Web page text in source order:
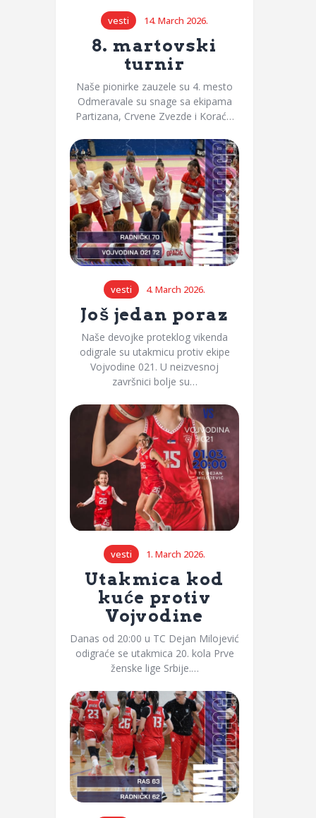
vesti 14. March 2026.
8. martovski
turnir
Naše pionirke zauzele su 4. mesto
Odmeravale su snage sa ekipama
Partizana, Crvene Zvezde i Korać…
vesti 4. March 2026.
Još jedan poraz
Naše devojke proteklog vikenda
odigrale su utakmicu protiv ekipe
Vojvodine 021. U neizvesnoj
završnici bolje su…
vesti 1. March 2026.
Utakmica kod
kuće protiv
Vojvodine
Danas od 20:00 u TC Dejan Milojević
odigraće se utakmica 20. kola Prve
ženske lige Srbije.…